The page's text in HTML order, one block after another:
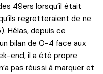
49ers lorsqu’il était
regretteraient de ne
Hélas, depuis ce
bilan de 0-4 face aux
end, il a été propre
pas réussi à marquer et